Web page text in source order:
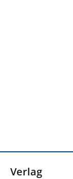
Verlag